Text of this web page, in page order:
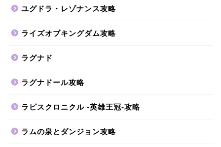
ユグドラ・レゾナンス攻略
ライズオブキングダム攻略
ラグナド
ラグナドール攻略
ラピスクロニクル -英雄王冠-攻略
ラムの泉とダンジョン攻略